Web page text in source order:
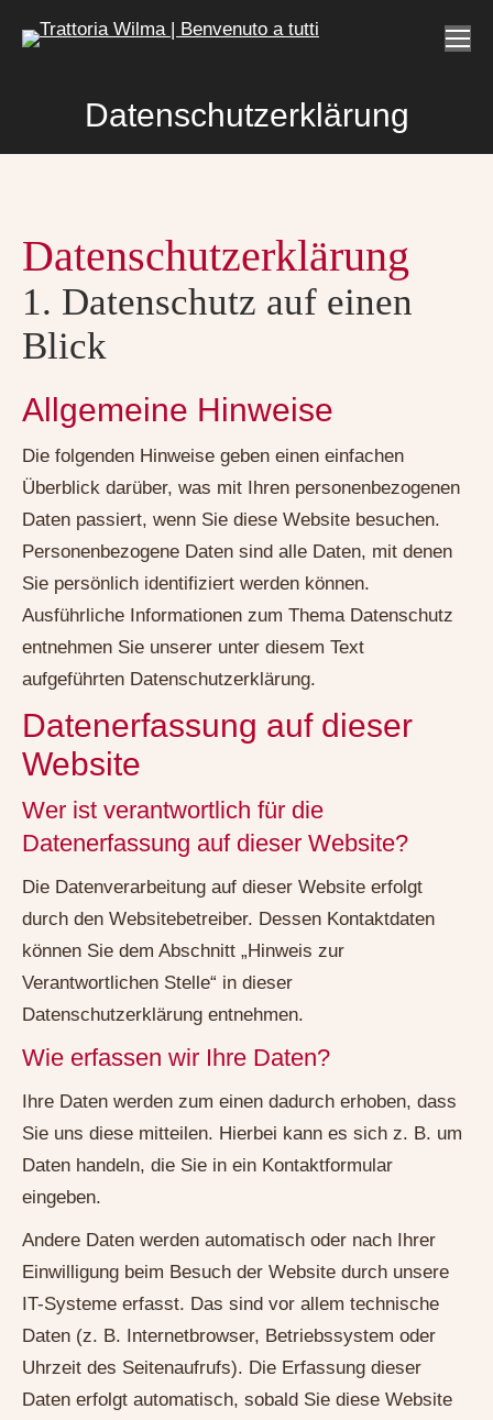
Datenschutzerklärung
Sie befinden sich hier:
Datenschutz­erklärung
1. Datenschutz auf einen
Blick
Allgemeine Hinweise
Die folgenden Hinweise geben einen einfachen
Überblick darüber, was mit Ihren personenbezogenen
Daten passiert, wenn Sie diese Website besuchen.
Personenbezogene Daten sind alle Daten, mit denen
Sie persönlich identifiziert werden können.
Ausführliche Informationen zum Thema Datenschutz
entnehmen Sie unserer unter diesem Text
aufgeführten Datenschutzerklärung.
Datenerfassung auf dieser
Website
Wer ist verantwortlich für die
Datenerfassung auf dieser Website?
Die Datenverarbeitung auf dieser Website erfolgt
durch den Websitebetreiber. Dessen Kontaktdaten
können Sie dem Abschnitt „Hinweis zur
Verantwortlichen Stelle“ in dieser
Datenschutzerklärung entnehmen.
Wie erfassen wir Ihre Daten?
Ihre Daten werden zum einen dadurch erhoben, dass
Sie uns diese mitteilen. Hierbei kann es sich z. B. um
Daten handeln, die Sie in ein Kontaktformular
eingeben.
Andere Daten werden automatisch oder nach Ihrer
Einwilligung beim Besuch der Website durch unsere
IT-Systeme erfasst. Das sind vor allem technische
Daten (z. B. Internetbrowser, Betriebssystem oder
Uhrzeit des Seitenaufrufs). Die Erfassung dieser
Daten erfolgt automatisch, sobald Sie diese Website